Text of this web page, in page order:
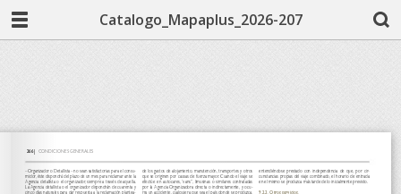
Catalogo_Mapaplus_2026-207